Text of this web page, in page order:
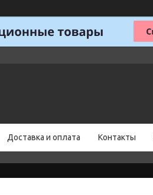
Доставка и оплата Контакты